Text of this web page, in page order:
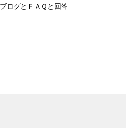
ブログとＦＡＱと回答